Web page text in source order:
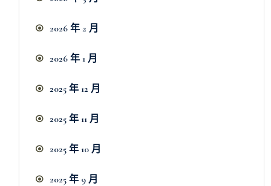
2026 年 2 月
2026 年 1 月
2025 年 12 月
2025 年 11 月
2025 年 10 月
2025 年 9 月